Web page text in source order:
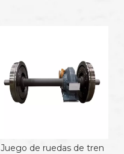
Juego de ruedas de tren